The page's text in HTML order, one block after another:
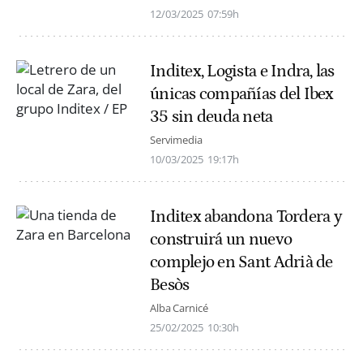
12/03/2025 07:59h
Inditex, Logista e Indra, las
únicas compañías del Ibex
35 sin deuda neta
Servimedia
10/03/2025 19:17h
Inditex abandona Tordera y
construirá un nuevo
complejo en Sant Adrià de
Besòs
Alba Carnicé
25/02/2025 10:30h